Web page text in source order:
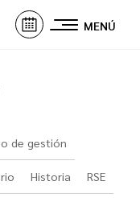
MENÚ
de gestión
Historia RSE